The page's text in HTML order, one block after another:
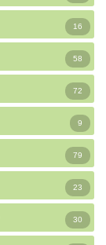
16
58
72
9
79
23
30